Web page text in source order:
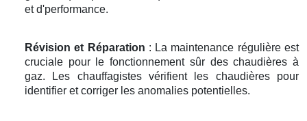
et d'performance.
Révision et Réparation : La maintenance régulière est
cruciale pour le fonctionnement sûr des chaudières à
gaz. Les chauffagistes vérifient les chaudières pour
identifier et corriger les anomalies potentielles.